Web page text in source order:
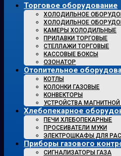
Торговое оборудование
ХОЛОДИЛЬНОЕ
ХОЛОДИЛЬНОЕ
КАМЕРЫ ХОЛОДИЛЬНЫЕ
ПРИЛАВКИ ТОРГОВЫЕ
СТЕЛЛАЖИ ТОРГОВЫЕ
КАССОВЫЕ БОКСЫ
ОЗОНАТОР
Отопительное
КОТЛЫ
КОЛОНКИ ГАЗОВЫЕ
КОНВЕКТОРЫ
УСТРОЙСТВА
Хлебопекарное
ПЕЧИ ХЛЕБОПЕКАРНЫЕ
ПРОСЕИВАТЕЛИ МУКИ
ЭЛЕКТРОШКАФЫ ДЛЯ
Приборы газового
СИГНАЛИЗАТОРЫ ГАЗА